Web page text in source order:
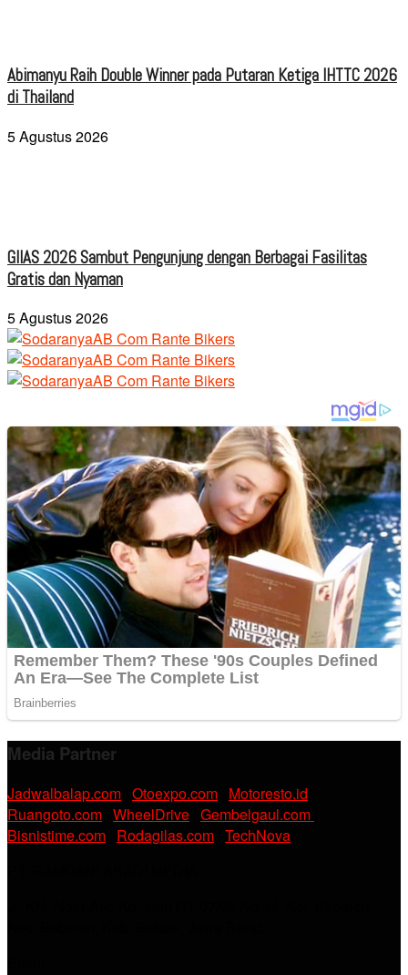
Abimanyu Raih Double Winner pada Putaran Ketiga IHTTC 2026
di Thailand
5 Agustus 2026
GIIAS 2026 Sambut Pengunjung dengan Berbagai Fasilitas
Gratis dan Nyaman
5 Agustus 2026
Media Partner
Jadwalbalap.com Otoexpo.com Motoresto.id
Ruangoto.com WheelDrive Gembelgaul.com
Bisnistime.com Rodagilas.com TechNova